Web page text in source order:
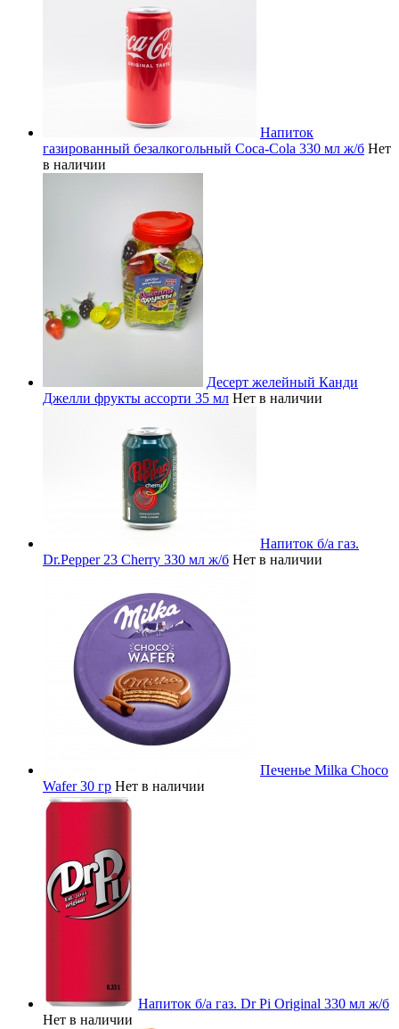
Напиток
газированный безалкогольный Coca-Cola 330 мл ж/б Нет
в наличии
Десерт желейный Канди
Джелли фрукты ассорти 35 мл Нет в наличии
Напиток б/а газ.
Dr.Pepper 23 Cherry 330 мл ж/б Нет в наличии
Печенье Milka Choco
Wafer 30 гр Нет в наличии
Напиток б/а газ. Dr Pi Original 330 мл ж/б
Нет в наличии